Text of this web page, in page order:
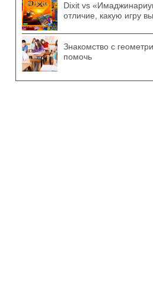
Dixit vs
отличие, какую игру
Знакомство с
помочь